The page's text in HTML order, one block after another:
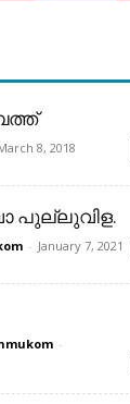
8, 2018
പുല്ലുവിള.
- January 7, 2021
-